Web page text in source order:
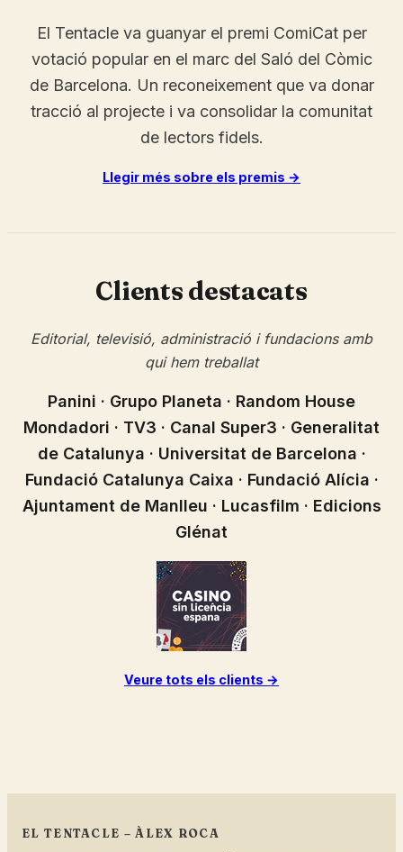
El Tentacle va guanyar el premi ComiCat per
votació popular en el marc del Saló del Còmic
de Barcelona. Un reconeixement que va donar
tracció al projecte i va consolidar la comunitat
de lectors fidels.
Llegir més sobre els premis →
Clients destacats
Editorial, televisió, administració i fundacions amb
qui hem treballat
Panini · Grupo Planeta · Random House
Mondadori · TV3 · Canal Super3 · Generalitat
de Catalunya · Universitat de Barcelona ·
Fundació Catalunya Caixa · Fundació Alícia ·
Ajuntament de Manlleu · Lucasfilm · Edicions
Glénat
Veure tots els clients →
EL TENTACLE – ÀLEX ROCA